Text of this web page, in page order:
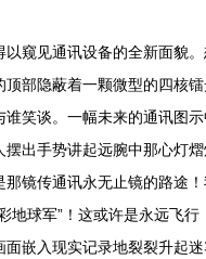
窥见通讯设备的全新面貌
部隐蔽着一颗微型的四核
笑谈。一幅未来的通讯图
出手势讲起远腕中那心灯
镜传通讯永无止镜的路途
球军”！这或许是永远飞
嵌入现实记录地裂裂升起